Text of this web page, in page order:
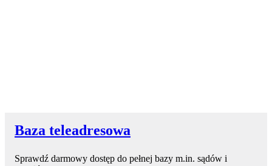
Baza teleadresowa
Sprawdź darmowy dostęp do pełnej bazy m.in. sądów i